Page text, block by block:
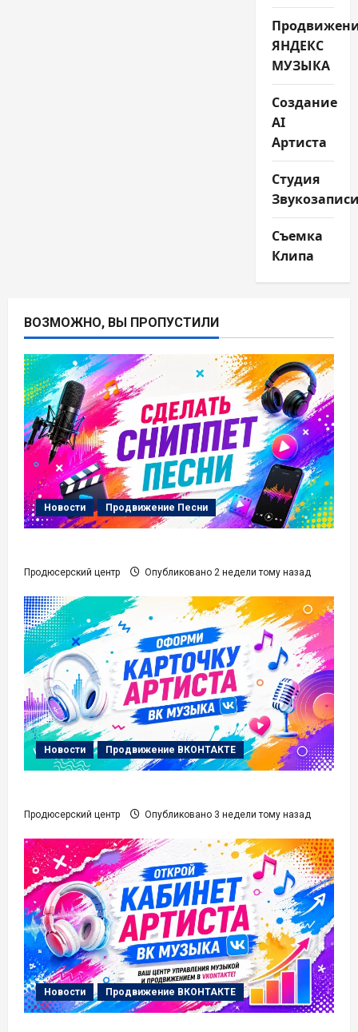
ЯНДЕКС
МУЗЫКА
Создание
AI
Артиста
Студия
Съемка
Клипа
ВОЗМОЖНО, ВЫ ПРОПУСТИЛИ
Новости Продвижение Песни
Продюсерский центр Опубликовано 2 недели тому назад
Новости Продвижение ВКОНТАКТЕ
Продюсерский центр Опубликовано 3 недели тому назад
Новости Продвижение ВКОНТАКТЕ